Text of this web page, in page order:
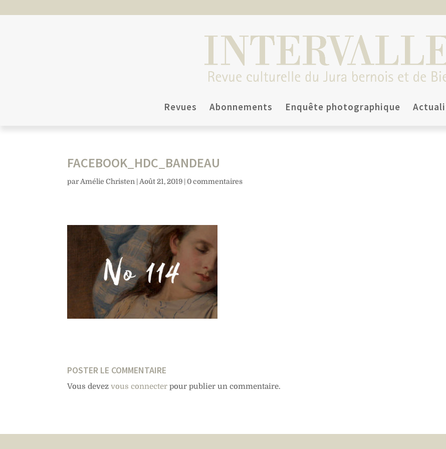
Revues Abonnements Enquête photographique
FACEBOOK_HDC_BANDEAU
parAmélie Christen | Août 21, 2019 |0 commentaires
POSTER LE COMMENTAIRE
Vous devezvous connecter pour publier un commentaire.